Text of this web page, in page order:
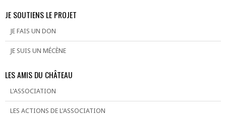
JE SOUTIENS LE PROJET
JE FAIS UN DON
JE SUIS UN MÉCÈNE
LES AMIS DU CHÂTEAU
L'ASSOCIATION
LES ACTIONS DE L'ASSOCIATION